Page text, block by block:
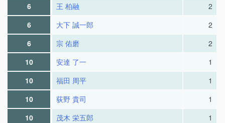
6
王 柏融
2
6
大下 誠一郎
2
6
宗 佑磨
2
10
安達 了一
1
10
福田 周平
1
10
荻野 貴司
1
10
茂木 栄五郎
1